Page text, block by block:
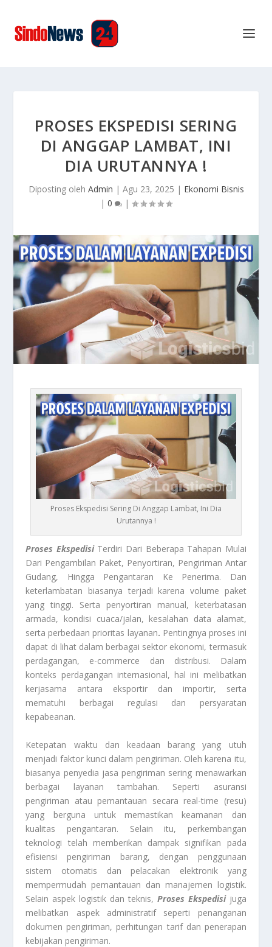
PROSES EKSPEDISI SERING
DI ANGGAP LAMBAT, INI
DIA URUTANNYA !
Diposting oleh Admin | Agu 23, 2025 | Ekonomi Bisnis
| 0 |
Proses Ekspedisi Sering Di Anggap Lambat, Ini Dia
Urutannya !
Proses EkspedisiTerdiri Dari Beberapa Tahapan Mulai
Dari Pengambilan Paket, Penyortiran, Pengiriman Antar
Gudang, Hingga Pengantaran Ke Penerima. Dan
keterlambatan biasanya terjadi karena volume paket
yang tinggi. Serta penyortiran manual, keterbatasan
armada, kondisi cuaca/jalan, kesalahan data alamat,
serta perbedaan prioritas layanan. Pentingnya proses ini
dapat di lihat dalam berbagai sektor ekonomi, termasuk
perdagangan, e-commerce dan distribusi. Dalam
konteks perdagangan internasional, hal ini melibatkan
kerjasama antara eksportir dan importir, serta
mematuhi berbagai regulasi dan persyaratan
kepabeanan.
Ketepatan waktu dan keadaan barang yang utuh
menjadi faktor kunci dalam pengiriman. Oleh karena itu,
biasanya penyedia jasa pengiriman sering menawarkan
berbagai layanan tambahan. Seperti asuransi
pengiriman atau pemantauan secara real-time (resu)
yang berguna untuk memastikan keamanan dan
kualitas pengantaran. Selain itu, perkembangan
teknologi telah memberikan dampak signifikan pada
efisiensi pengiriman barang, dengan penggunaan
sistem otomatis dan pelacakan elektronik yang
mempermudah pemantauan dan manajemen logistik.
Selain aspek logistik dan teknis, Proses Ekspedisi juga
melibatkan aspek administratif seperti penanganan
dokumen pengiriman, perhitungan tarif dan penerapan
kebijakan pengiriman.